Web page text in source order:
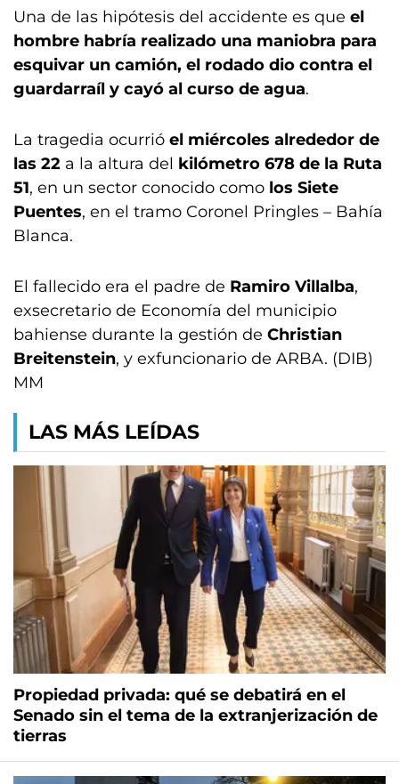
Una de las hipótesis del accidente es que el
hombre habría realizado una maniobra para
esquivar un camión, el rodado dio contra el
guardarraíl y cayó al curso de agua.
La tragedia ocurrió el miércoles alrededor de
las 22 a la altura del kilómetro 678 de la Ruta
51, en un sector conocido como los Siete
Puentes, en el tramo Coronel Pringles – Bahía
Blanca.
El fallecido era el padre de Ramiro Villalba,
exsecretario de Economía del municipio
bahiense durante la gestión de Christian
Breitenstein, y exfuncionario de ARBA. (DIB)
MM
LAS MÁS LEÍDAS
Propiedad privada: qué se debatirá en el
Senado sin el tema de la extranjerización de
tierras